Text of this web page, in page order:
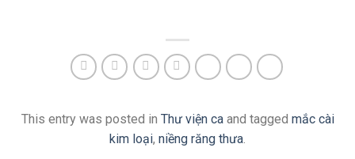
This entry was posted in Thư viện caand tagged mắc cài
kim loại, niềng răng thưa.